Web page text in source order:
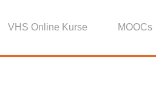
VHS Online Kurse MOOCs